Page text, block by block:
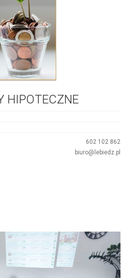
HIPOTECZNE
602 102 862
biuro@lebiedz.pl